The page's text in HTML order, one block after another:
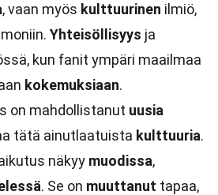
, vaan myös kulttuurinen ilmiö,
Yhteisöllisyys ja
kun fanit ympäri maailmaa
kokemuksiaan.
on mahdollistanut uusia
tätä ainutlaatuista kulttuuria.
näkyy muodissa,
. Se on muuttanut tapaa,